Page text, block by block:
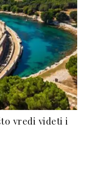
vredi videti i